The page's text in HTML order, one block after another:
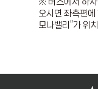
※ 버스에서 하
오시면 좌측편에
모나밸리”가 위